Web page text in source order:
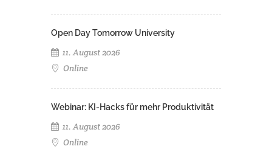
Open Day Tomorrow University
11. August 2026
Online
Webinar: KI-Hacks für mehr Produktivität
11. August 2026
Online